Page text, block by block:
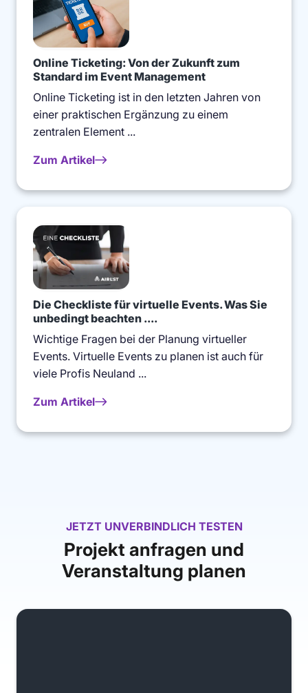
Online Ticketing: Von der Zukunft zum
Standard im Event Management
Online Ticketing ist in den letzten Jahren von
einer praktischen Ergänzung zu einem
zentralen Element ...
Zum Artikel
Die Checkliste für virtuelle Events. Was Sie
unbedingt beachten ....
Wichtige Fragen bei der Planung virtueller
Events. Virtuelle Events zu planen ist auch für
viele Profis Neuland ...
Zum Artikel
JETZT UNVERBINDLICH TESTEN
Projekt anfragen und
Veranstaltung planen